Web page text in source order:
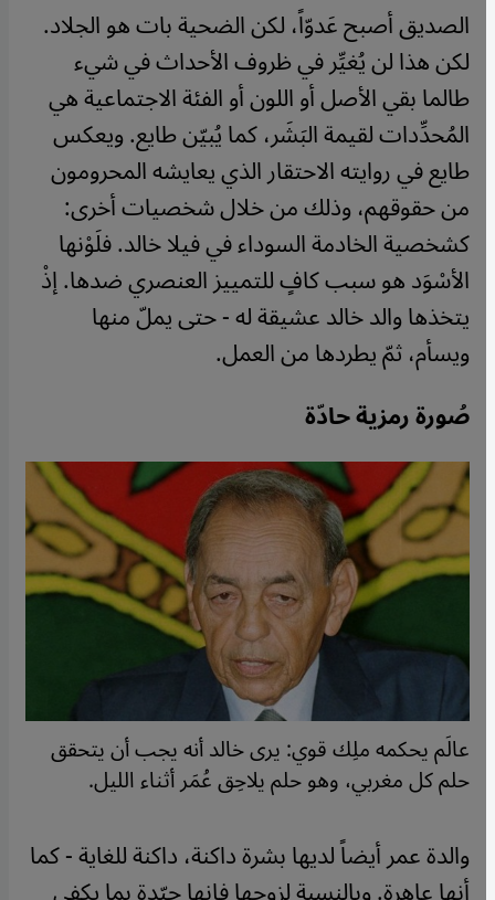
الصديق أصبح عَدوّاً، لكن الضحية بات هو الجلاد.
لكن هذا لن يُغيِّر في ظروف الأحداث في شيء
طالما بقي الأصل أو اللون أو الفئة الاجتماعية هي
المُحدِّدات لقيمة البَشَر، كما يُبيّن طايع. ويعكس
طايع في روايته الاحتقار الذي يعايشه المحرومون
من حقوقهم، وذلك من خلال شخصيات أخرى:
كشخصية الخادمة السوداء في فيلا خالد. فلَوْنها
الأسْوَد هو سبب كافٍ للتمييز العنصري ضدها. إذْ
يتخذها والد خالد عشيقة له - حتى يملّ منها
ويسأم، ثمّ يطردها من العمل.
صُورة رمزية حادّة
عالَم يحكمه ملِك قوي: يرى خالد أنه يجب أن يتحقق
حلم كل مغربي، وهو حلم يلاحِق عُمَر أثناء الليل.
​​والدة عمر أيضاً لديها بشرة داكنة، داكنة للغاية - كما